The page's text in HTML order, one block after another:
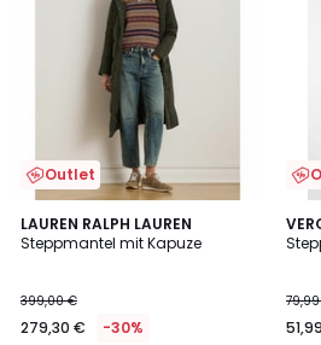
Outlet
LAUREN RALPH LAUREN
Steppmantel mit Kapuze
399,00 €
279,30 € -30%
5
/